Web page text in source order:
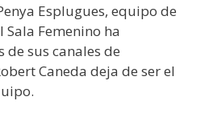
Esplugues, equipo de
Sala Femenino ha
sus canales de
Caneda deja de ser el